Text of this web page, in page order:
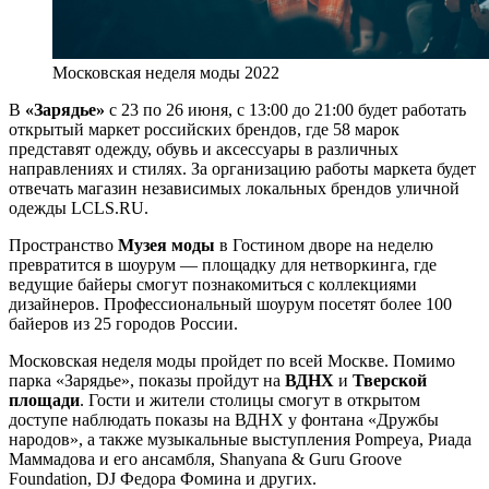
Московская неделя моды 2022
В «Зарядье» с 23 по 26 июня, с 13:00 до 21:00 будет работать
открытый маркет российских брендов, где 58 марок
представят одежду, обувь и аксессуары в различных
направлениях и стилях. За организацию работы маркета будет
отвечать магазин независимых локальных брендов уличной
одежды LCLS.RU.
Пространство Музея моды в Гостином дворе на неделю
превратится в шоурум — площадку для нетворкинга, где
ведущие байеры смогут познакомиться с коллекциями
дизайнеров. Профессиональный шоурум посетят более 100
байеров из 25 городов России.
Московская неделя моды пройдет по всей Москве. Помимо
парка «Зарядье», показы пройдут на ВДНХ и Тверской
площади. Гости и жители столицы смогут в открытом
доступе наблюдать показы на ВДНХ у фонтана «Дружбы
народов», а также музыкальные выступления Pompeya, Риада
Маммадова и его ансамбля, Shanyana & Guru Groove
Foundation, DJ Федора Фомина и других.